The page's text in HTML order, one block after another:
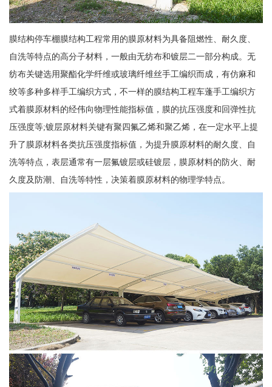
膜结构停车棚膜结构工程常用的膜原材料为具备阻燃性、耐久度、
自洗等特点的高分子材料，一般由无纺布和镀层二一部分构成。无
纺布关键选用聚酯化学纤维或玻璃纤维丝手工编织而成，有仿麻和
绞等多种多样手工编织方式，不一样的膜结构工程车蓬手工编织方
式着膜原材料的经伟向物理性能指标值，膜的抗压强度和回弹性抗
压强度等;镀层原材料关键有聚四氟乙烯和聚乙烯，在一定水平上提
升了膜原材料各类抗压强度指标值，为提升膜原材料的耐久度、自
洗等特点，表层通常有一层氟镀层或硅镀层，膜原材料的防火、耐
久度及防潮、自洗等特性，决策着膜原材料的物理学特点。